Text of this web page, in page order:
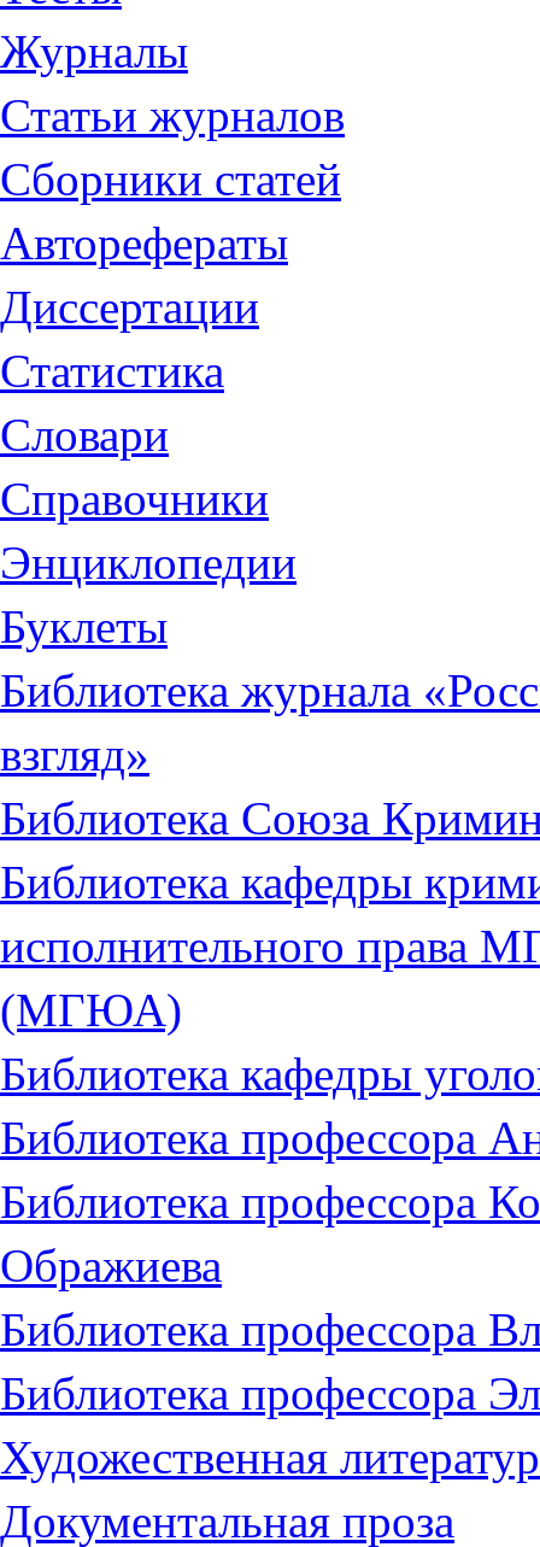
Журналы
Статьи журналов
Сборники статей
Авторефераты
Диссертации
Статистика
Словари
Справочники
Энциклопедии
Буклеты
Библиотека журнала
взгляд»
Библиотека Союза
Библиотека кафедры
исполнительного
(МГЮА)
Библиотека кафедры
Библиотека профессора
Библиотека профессора
Ображиева
Библиотека профессора
Библиотека профессора
Художественная
Документальная проза